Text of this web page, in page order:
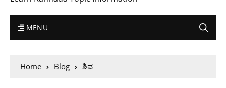
MENU
Home Blog ಶಿವ